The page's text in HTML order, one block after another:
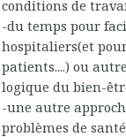
conditions de
-du temps pour
hospitaliers(et
patients....) ou
logique du bien-
-une autre
problèmes de